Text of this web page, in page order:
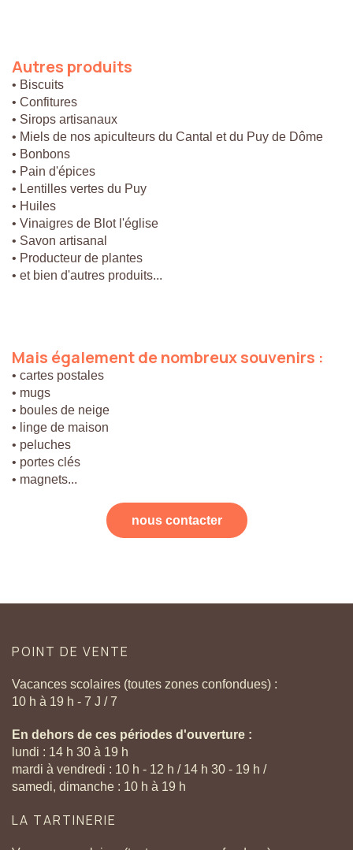
Autres produits
• Biscuits
• Confitures
• Sirops artisanaux
• Miels de nos apiculteurs du Cantal et du Puy de Dôme
• Bonbons
• Pain d'épices
• Lentilles vertes du Puy
• Huiles
• Vinaigres de Blot l'église
• Savon artisanal
• Producteur de plantes
• et bien d'autres produits...
Mais égalementdenombreuxsouvenirs :
• cartes postales
• mugs
• boules de neige
• linge de maison
• peluches
• portes clés
• magnets...
nous contacter
POINT DE VENTE
Vacances scolaires (toutes zones confondues) :
10 h à 19 h - 7 J / 7
En dehors de ces périodes d'ouverture :
lundi : 14 h 30 à 19 h
mardi à vendredi : 10 h - 12 h / 14 h 30 - 19 h /
samedi, dimanche : 10 h à 19 h
LA TARTINERIE